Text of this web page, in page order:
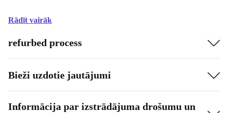
Rādīt vairāk
refurbed process
Bieži uzdotie jautājumi
Informācija par izstrādājuma drošumu un